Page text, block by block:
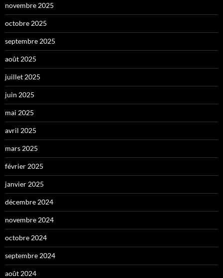
novembre 2025
octobre 2025
septembre 2025
août 2025
juillet 2025
juin 2025
mai 2025
avril 2025
mars 2025
février 2025
janvier 2025
décembre 2024
novembre 2024
octobre 2024
septembre 2024
août 2024